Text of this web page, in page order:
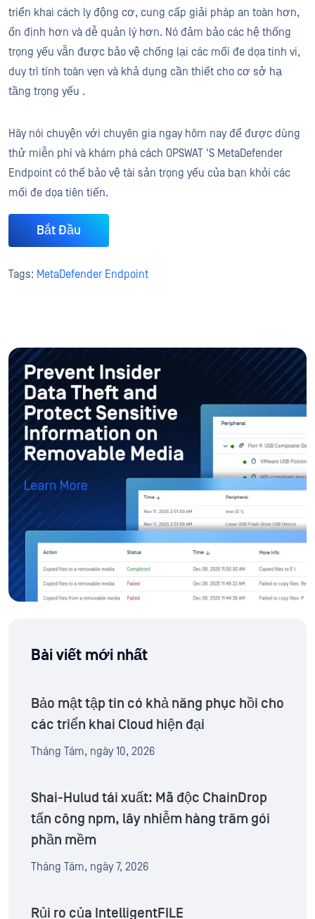
triển khai cách ly động cơ, cung cấp giải pháp an toàn hơn,
ổn định hơn và dễ quản lý hơn. Nó đảm bảo các hệ thống
trọng yếu vẫn được bảo vệ chống lại các mối đe dọa tinh vi,
duy trì tính toàn vẹn và khả dụng cần thiết cho cơ sở hạ
tầng trọng yếu .
Hãy nói chuyện với chuyên gia ngay hôm nay để được dùng
thử miễn phí và khám phá cách OPSWAT 'S MetaDefender
Endpoint có thể bảo vệ tài sản trọng yếu của bạn khỏi các
mối đe dọa tiên tiến.
Bắt Đầu
Tags: MetaDefender Endpoint
Bài viết mới nhất
Bảo mật tập tin có khả năng phục hồi cho
các triển khai Cloud hiện đại
Tháng Tám, ngày 10, 2026
Shai-Hulud tái xuất: Mã độc ChainDrop
tấn công npm, lây nhiễm hàng trăm gói
phần mềm
Tháng Tám, ngày 7, 2026
Rủi ro của IntelligentFILE